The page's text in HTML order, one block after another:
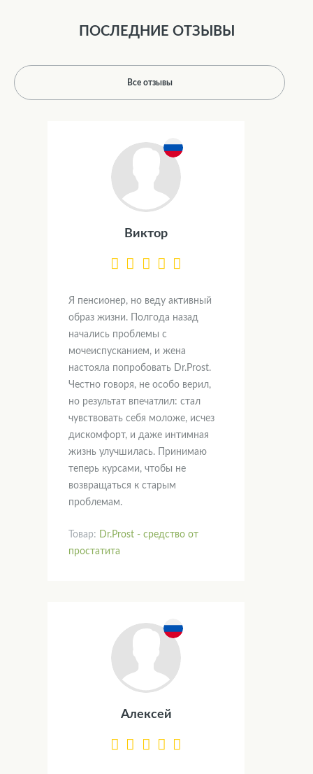
ПОСЛЕДНИЕ ОТЗЫВЫ
Все отзывы
Виктор
Я пенсионер, но веду активный
образ жизни. Полгода назад
начались проблемы с
мочеиспусканием, и жена
настояла попробовать Dr.Prost.
Честно говоря, не особо верил,
но результат впечатлил: стал
чувствовать себя моложе, исчез
дискомфорт, и даже интимная
жизнь улучшилась. Принимаю
теперь курсами, чтобы не
возвращаться к старым
проблемам.
Товар: Dr.Prost - средство от
простатита
Алексей